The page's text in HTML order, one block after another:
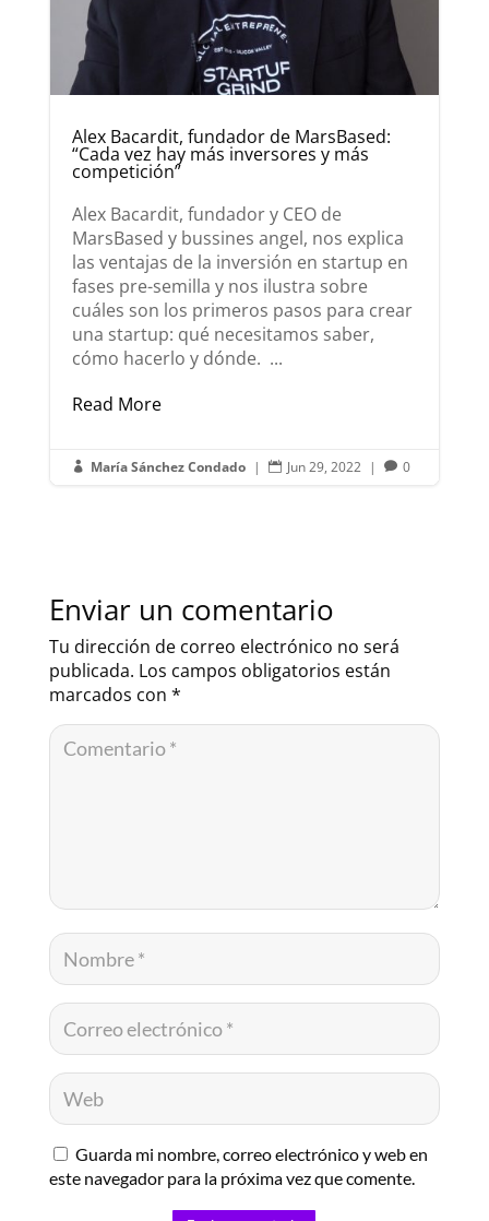
Alex Bacardit, fundador de MarsBased:
“Cada vez hay más inversores y más
competición”
Alex Bacardit, fundador y CEO de
MarsBased y bussines angel, nos explica
las ventajas de la inversión en startup en
fases pre-semilla y nos ilustra sobre
cuáles son los primeros pasos para crear
una startup: qué necesitamos saber,
cómo hacerlo y dónde. ...
Read More
 María Sánchez Condado |  Jun 29, 2022 |  0
Enviar un comentario
Tu dirección de correo electrónico no será
publicada. Los campos obligatorios están
marcados con *
Guarda mi nombre, correo electrónico y web en
este navegador para la próxima vez que comente.